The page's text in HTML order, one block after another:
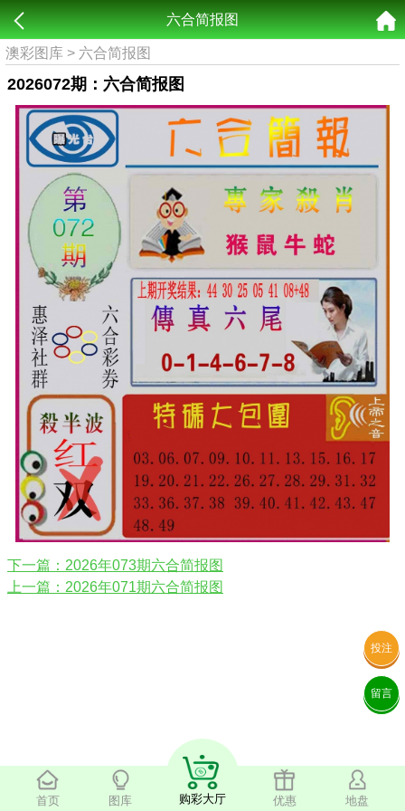
首页 图库 购彩大厅 优惠 地盘
投注
留言
六合简报图
澳彩图库 > 六合简报图
2026072期：六合简报图
下一篇：2026年073期六合简报图
上一篇：2026年071期六合简报图